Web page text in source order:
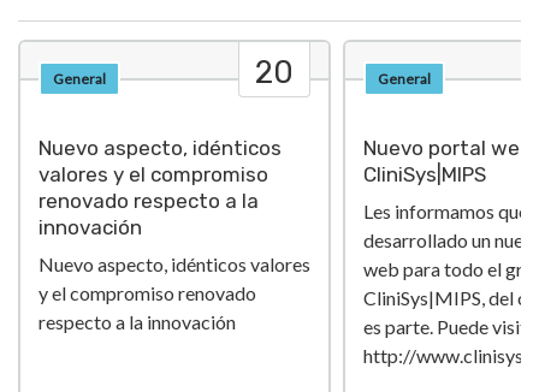
20
General
Nuevo aspecto, idénticos
valores y el compromiso
renovado respecto a la
innovación
Nuevo aspecto, idénticos valores
y el compromiso renovado
respecto a la innovación
General
Nuevo portal web
CliniSys|MIPS
Les informamos que
desarrollado un
web para todo el
CliniSys|MIPS, del
es parte. Puede
http://